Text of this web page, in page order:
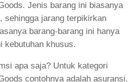
Jenis barang ini biasanya
sehingga jarang terpikirkan
barang-barang ini hanya
kebutuhan khusus.
apa saja? Untuk kategori
contohnya adalah asuransi.